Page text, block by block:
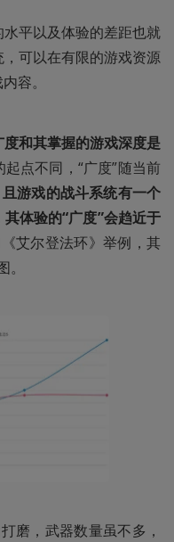
平以及体验的差距也就
可以在有限的游戏资源
容。
和其掌握的游戏深度是
点不同，“广度”随当前
且游戏的战斗系统有一个
体验的“广度”会趋近于
艾尔登法环》举例，其
磨，武器数量虽不多，